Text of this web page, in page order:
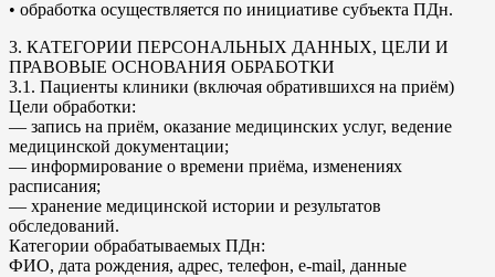
• обработка осуществляется по инициативе субъекта ПДн.
3. КАТЕГОРИИ ПЕРСОНАЛЬНЫХ ДАННЫХ, ЦЕЛИ И
ПРАВОВЫЕ ОСНОВАНИЯ ОБРАБОТКИ
3.1. Пациенты клиники (включая обратившихся на приём)
Цели обработки:
— запись на приём, оказание медицинских услуг, ведение
медицинской документации;
— информирование о времени приёма, изменениях
расписания;
— хранение медицинской истории и результатов
обследований.
Категории обрабатываемых ПДн:
ФИО, дата рождения, адрес, телефон, e-mail, данные